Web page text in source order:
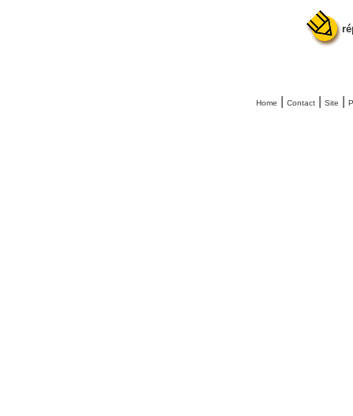
Home Contact| Site